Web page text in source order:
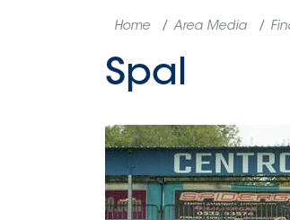
Home Area Media
Spal